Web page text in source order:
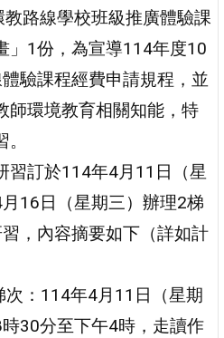
路線學校班級推廣體驗課
」1份，為宣導114年度10
驗課程經費申請規程，並
師環境教育相關知能，特
習訂於114年4月11日（星
16日（星期三）辦理2梯
，內容摘要如下（詳如計
：114年4月11日（星期
30分至下午4時，走讀作